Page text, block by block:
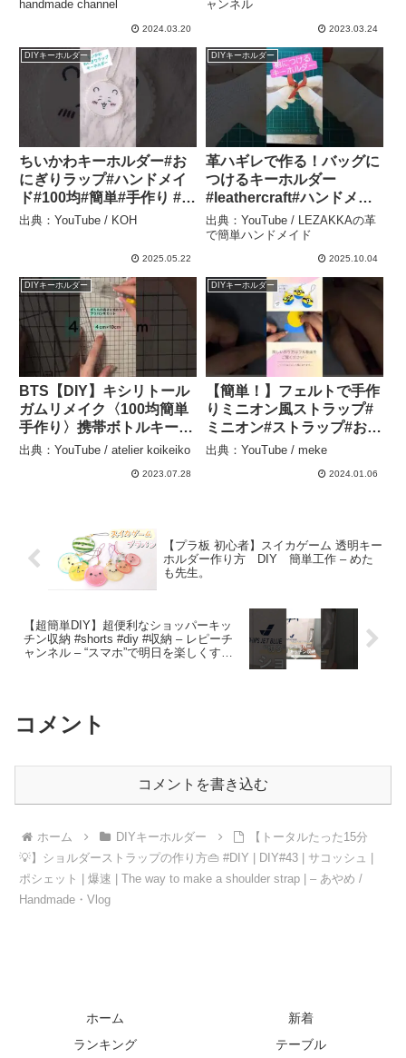
#100均 #100均diy #シルバ
ーアクセ #リボンビーズ#
handmade channel
handmade channel
2024.03.20
ンズ公式チャンネル
ャンネル
2023.03.24
DIYキーホルダー
ちいかわキーホルダー#お
にぎりラップ#ハンドメイ
ド#100均#簡単#手作り #キ
ラキラ#かわいい#ちいかわ
出典：YouTube / KOH
2025.05.22
DIYキーホルダー
革ハギレで作る！バッグに
つけるキーホルダー
#leathercraft#ハンドメイ
ド#short – LEZAKKAの革
で簡単ハンドメイド
出典：YouTube / LEZAKKAの革
で簡単ハンドメイド
2025.10.04
DIYキーホルダー
BTS【DIY】キシリトール
ガムリメイク〈100均簡単
手作り〉携帯ボトルキーホ
ルダー – atelier koikeiko
出典：YouTube / atelier koikeiko
2023.07.28
DIYキーホルダー
【簡単！】フェルトで手作
りミニオン風ストラップ#
ミニオン#ストラップ#お守
り#部活お守り#キャラクタ
ーホルダー#フェルト
出典：YouTube / meke
2024.01.06
【プラ板 初心者】スイカゲーム 透明キー
ホルダー作り方 DIY 簡単工作 – めた
も先生。
【超簡単DIY】超便利なショッパーキッ
チン収納 #shorts #diy #収納 – レピーチ
ャンネル – “スマホ”で明日を楽しくする
コメント
コメントを書き込む
ホーム DIYキーホルダー
【トータルたった15分
💡】ショルダーストラップの作り方👜 #DIY | DIY#43 | サコッシュ |
ポシェット | 爆速 | The way to make a shoulder strap | – あやめ /
Handmade・Vlog
ホーム
新着
ランキング
テーブル